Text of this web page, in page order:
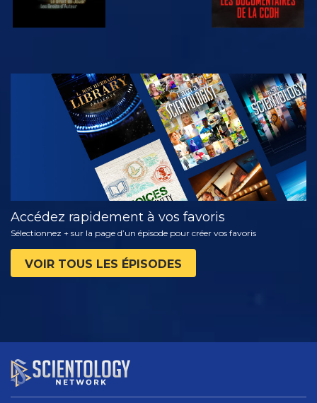
REGARDER
DÉCOUVRIR
LES SÉRIES
Accédez rapidement à vos favoris
Sélectionnez + sur la page d’un épisode pour créer vos favoris
VOIR TOUS LES ÉPISODES